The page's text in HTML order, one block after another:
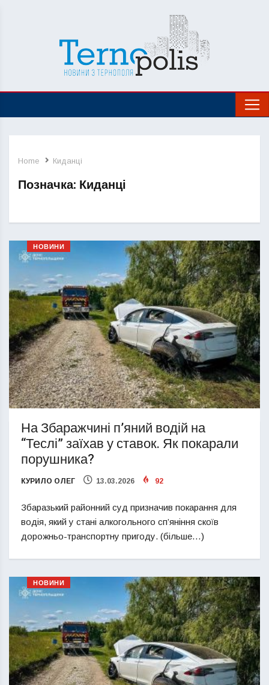
Home Киданці
Позначка: Киданці
НОВИНИ
На Збаражчині п’яний водій на
“Теслі” заїхав у ставок. Як покарали
порушника?
КУРИЛО ОЛЕГ 13.03.2026 92
Збаразький районний суд призначив покарання для
водія, який у стані алкогольного сп’яніння скоїв
дорожньо-транспортну пригоду. (більше…)
НОВИНИ